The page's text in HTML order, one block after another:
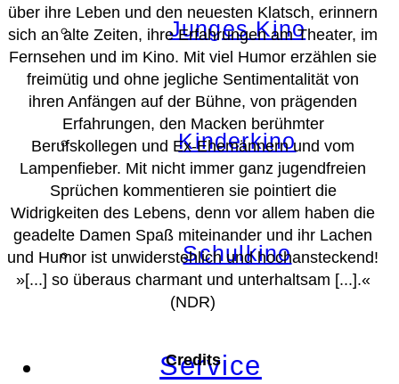
Junges Kino
Kinderkino
Schulkino
Service
über ihre Leben und den neuesten Klatsch, erinnern
sich an alte Zeiten, ihre Erfahrungen am Theater, im
Fernsehen und im Kino. Mit viel Humor erzählen sie
freimütig und ohne jegliche Sentimentalität von
ihren Anfängen auf der Bühne, von prägenden
Erfahrungen, den Macken berühmter
Berufskollegen und Ex-Ehemännern und vom
Lampenfieber. Mit nicht immer ganz jugendfreien
Sprüchen kommentieren sie pointiert die
Widrigkeiten des Lebens, denn vor allem haben die
geadelte Damen Spaß miteinander und ihr Lachen
und Humor ist unwiderstehlich und hochansteckend!
»[...] so überaus charmant und unterhaltsam [...].«
(NDR)
Credits